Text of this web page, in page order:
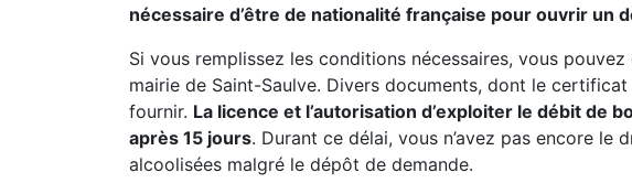
nécessaire d’être de nationalité française pour ouvrir un
Si vous remplissez les conditions nécessaires, vous
mairie de Saint-Saulve. Divers documents, dont le
fournir. La licence et l’autorisation d’exploiter le débit de
après 15 jours. Durant ce délai, vous n’avez pas encore le
alcoolisées malgré le dépôt de demande.